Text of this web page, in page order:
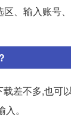
、输入账号
差不多,也可
。